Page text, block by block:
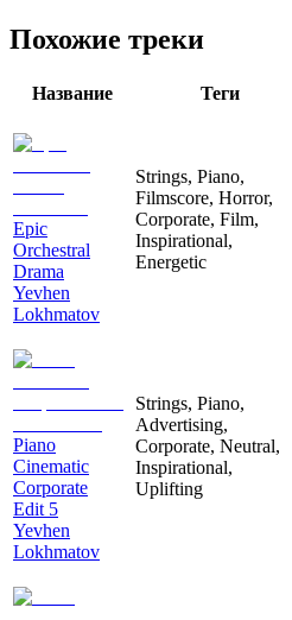
Похожие треки
Название Теги
Epic
Orchestral
Drama
Yevhen
Lokhmatov
Strings, Piano,
Filmscore, Horror,
Corporate, Film,
Inspirational,
Energetic
Piano
Cinematic
Corporate
Edit 5
Yevhen
Lokhmatov
Strings, Piano,
Advertising,
Corporate, Neutral,
Inspirational,
Uplifting